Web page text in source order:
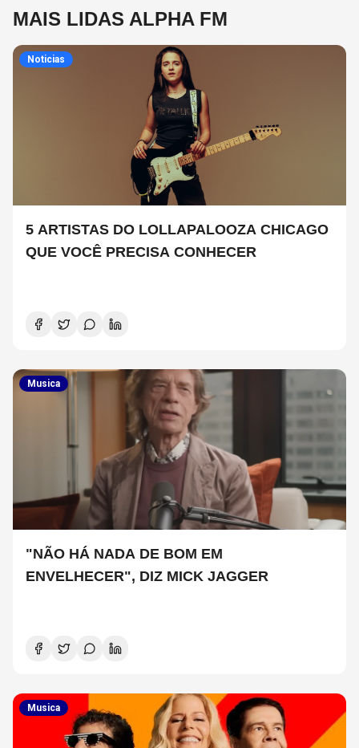
MAIS LIDAS ALPHA FM
Noticias
5 ARTISTAS DO LOLLAPALOOZA CHICAGO
QUE VOCÊ PRECISA CONHECER
Musica
"NÃO HÁ NADA DE BOM EM
ENVELHECER", DIZ MICK JAGGER
Musica